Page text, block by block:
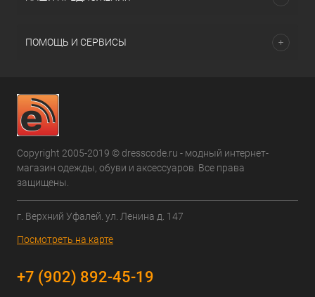
ПОМОЩЬ И СЕРВИСЫ
Copyright 2005-2019 © dresscode.ru - модный интернет-
магазин одежды, обуви и аксессуаров. Все права
защищены.
г. Верхний Уфалей. ул. Ленина д. 147
Посмотреть на карте
+7 (902) 892-45-19